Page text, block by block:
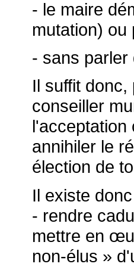
- le maire
mutation) ou
- sans parler
Il suffit
conseiller
l'acceptation
annihiler le
élection de
Il existe
- rendre
mettre en
non-élus »